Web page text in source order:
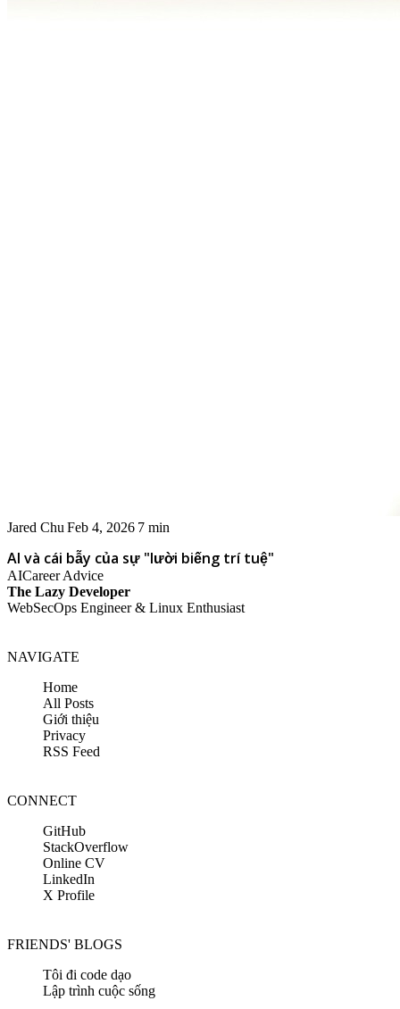
Jared Chu Feb 4, 2026 7 min
AI và cái bẫy của sự "lười biếng trí tuệ"
AICareer Advice
The Lazy Developer
WebSecOps Engineer & Linux Enthusiast
NAVIGATE
Home
All Posts
Giới thiệu
Privacy
RSS Feed
CONNECT
GitHub
StackOverflow
Online CV
LinkedIn
X Profile
FRIENDS' BLOGS
Tôi đi code dạo
Lập trình cuộc sống